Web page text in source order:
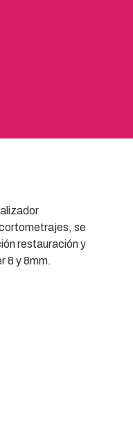
se
restauración y
8 y 8mm.